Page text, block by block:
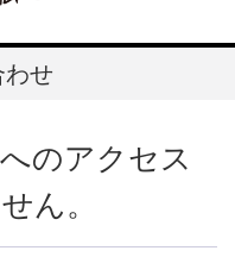
わせ
のアクセス
ん。